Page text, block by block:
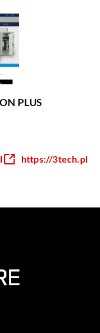
PLUS
https://3tech.pl